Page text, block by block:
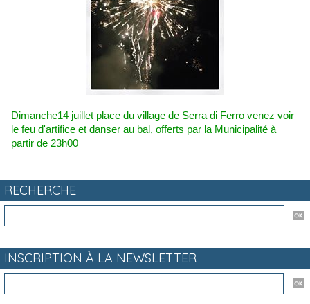
Dimanche14 juillet place du village de Serra di Ferro venez voir
le feu d'artifice et danser au bal, offerts par la Municipalité à
partir de 23h00
RECHERCHE
INSCRIPTION À LA NEWSLETTER